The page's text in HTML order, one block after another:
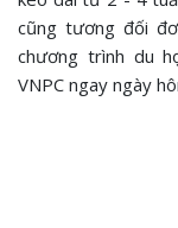
cũng tương đối
chương trình du
VNPC ngay ngày